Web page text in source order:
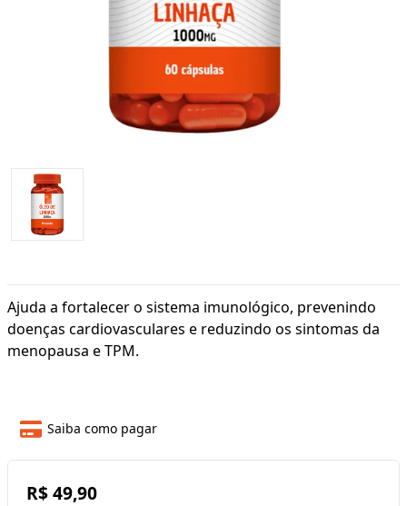
Ajuda a fortalecer o sistema imunológico, prevenindo
doenças cardiovasculares e reduzindo os sintomas da
menopausa e TPM.
Saiba como pagar
R$ 49,90